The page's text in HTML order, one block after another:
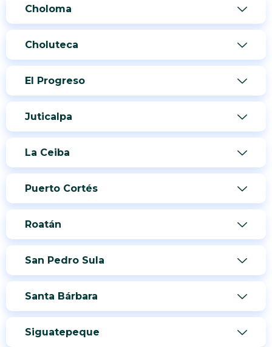
Choloma
Choluteca
El Progreso
Juticalpa
La Ceiba
Puerto Cortés
Roatán
San Pedro Sula
Santa Bárbara
Siguatepeque